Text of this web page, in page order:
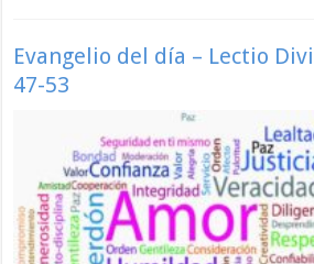
Evangelio del día – Lectio
47-53